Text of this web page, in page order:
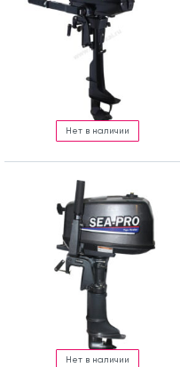
Нет в наличии
Нет в наличии